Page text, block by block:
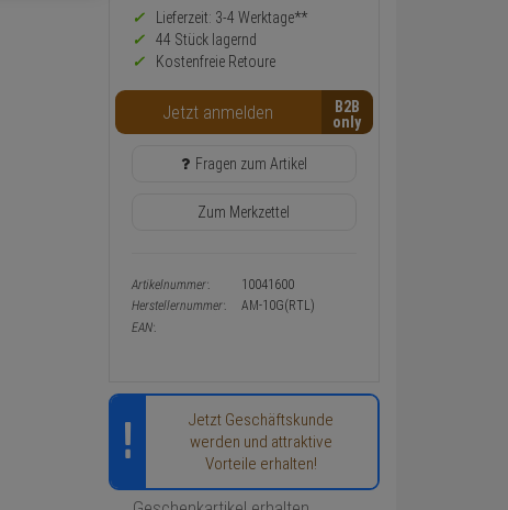
Preis,
Verfügbakeit
und
oder
Konfigurieren-
Button
Lieferzeit: 3-4 Werktage**
44 Stück lagernd
Kostenfreie Retoure
Jetzt anmelden B2B
Fragen zum Artikel
Zum Merkzettel
Artikelnummer:
10041600
Herstellernummer:
AM-10G(RTL)
EAN:
Jetzt Geschäftskunde
werden und attraktive
Vorteile erhalten!